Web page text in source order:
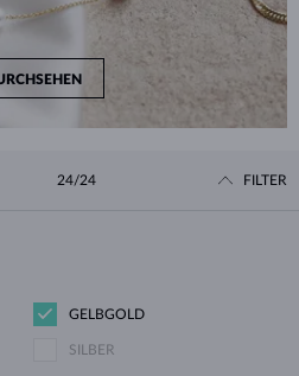
24/24 FILTER
GELBGOLD
SILBER